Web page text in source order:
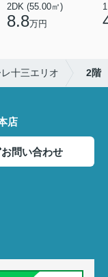
2DK (55.00㎡)
8.8万円
十三エリオ 2階
店
お問い合わせ